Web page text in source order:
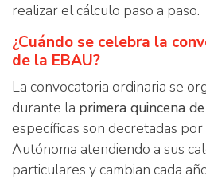
realizar el cálculo paso a paso.
¿Cuándo se celebra la
de la EBAU?
La convocatoria ordinaria se
durante la primera quincena
específicas son decretadas por
Autónoma atendiendo a sus
particulares y cambian cada